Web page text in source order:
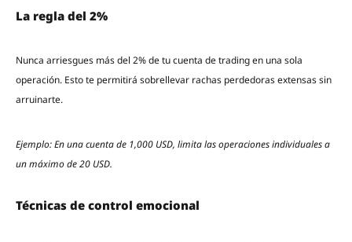
La regla del 2%
Nunca arriesgues más del 2% de tu cuenta de trading en una sola
operación. Esto te permitirá sobrellevar rachas perdedoras extensas sin
arruinarte.
Ejemplo: En una cuenta de 1,000 USD, limita las operaciones individuales a
un máximo de 20 USD.
Técnicas de control emocional